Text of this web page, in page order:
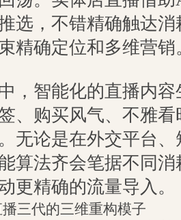
选，不错精确触达
精确定位和多维营销
，智能化的直播内
、购买风气、不雅
无论是在外交平台
算法齐会笔据不同
更精确的流量导入。
三代的三维重构模子